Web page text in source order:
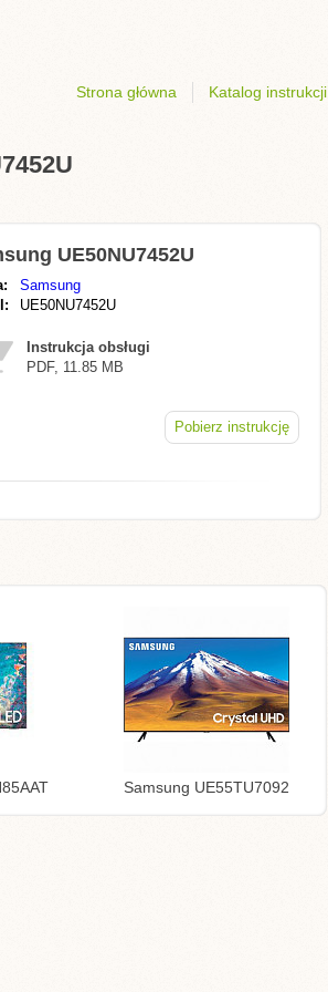
Strona główna Katalog instrukcji
UE50NU7452U
Samsung
UE50NU7452U
Instrukcja obsługi
PDF, 11.85 MB
Pobierz instrukcję
Samsung UE55TU7092